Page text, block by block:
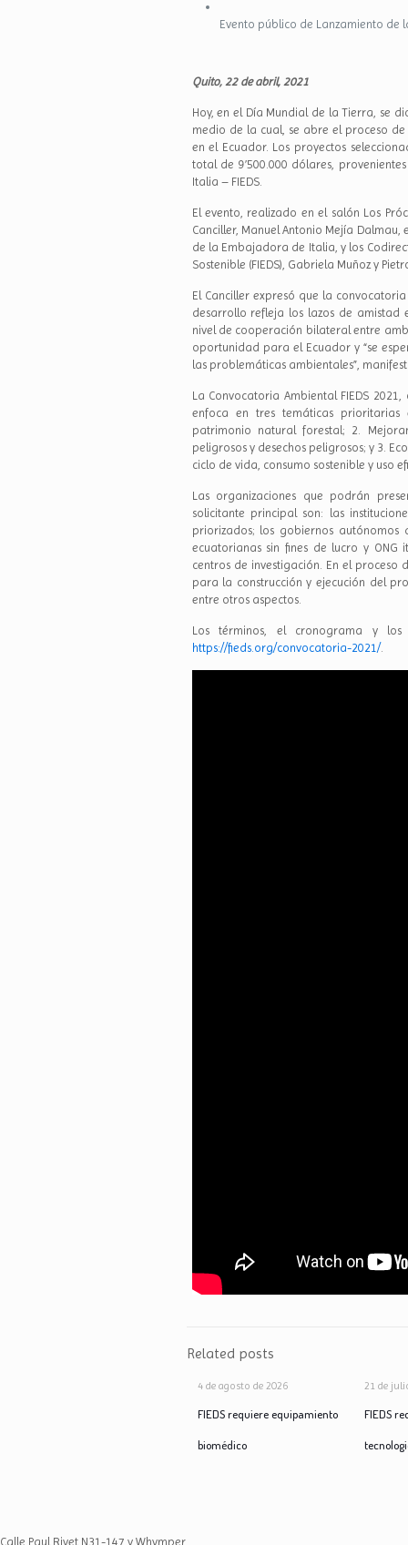
Evento público de Lanzamiento de
Quito, 22 de abril, 2021
Hoy, en el Día Mundial de la Tierra, se
medio de la cual, se abre el proceso
en el Ecuador. Los proyectos
total de 9’500.000 dólares,
Italia – FIEDS.
El evento, realizado en el salón Los
Canciller, Manuel Antonio Mejía
de la Embajadora de Italia, y los
Sostenible (FIEDS), Gabriela Muñoz y
El Canciller expresó que la
desarrollo refleja los lazos de amistad
nivel de cooperación bilateral entre
oportunidad para el Ecuador y “se
las problemáticas ambientales”,
La Convocatoria Ambiental FIEDS
enfoca en tres temáticas prioritarias
patrimonio natural forestal; 2.
peligrosos y desechos peligrosos; y 3.
ciclo de vida, consumo sostenible y uso
Las organizaciones que podrán
solicitante principal son: las
priorizados; los gobiernos autónomos
ecuatorianas sin fines de lucro y ONG
centros de investigación. En el proceso
para la construcción y ejecución del
entre otros aspectos.
Los términos, el cronograma y
https://fieds.org/convocatoria-2021/.
Related posts
4 de agosto de 2026
FIEDS requiere equipamiento
biomédico
21 de
FIEDS
Calle Paul Rivet N31-147 y Whymper